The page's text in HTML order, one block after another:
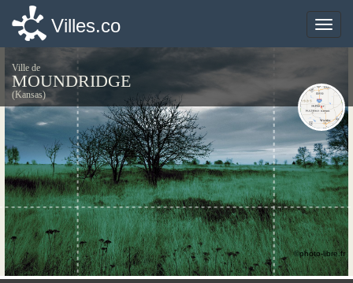
Toggle
Villes.co
Ville de
MOUNDRIDGE
(Kansas)
©photo-libre.fr
Toggle
Villes.co